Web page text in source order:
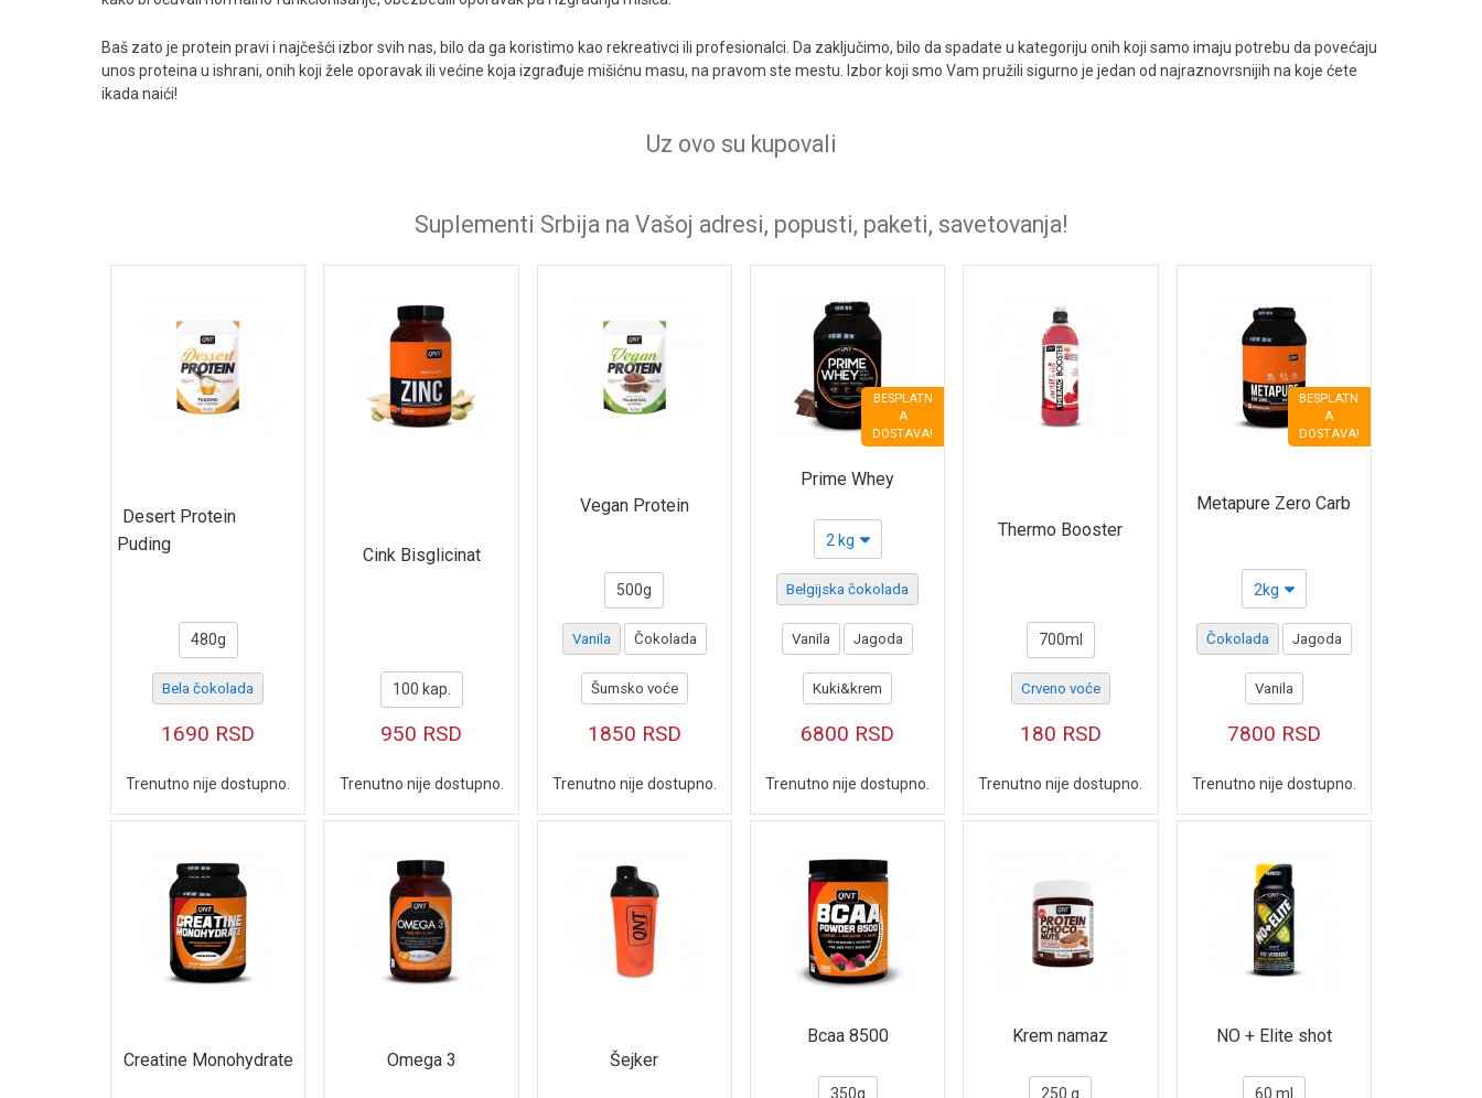
Zaštita i obnova zglobova i tetiva
Prostata-zaštita i prevencija
Prirodni stimulatori hormona
Baš zato je protein pravi i najčešći izbor svih nas, bilo da ga koristimo kao rekreativci ili profesionalci. Da zaključimo, bilo da spadate u kategoriju onih koji samo imaju potrebu da povećaju
unos proteina u ishrani, onih koji žele oporavak ili većine koja izgrađuje mišićnu masu, na pravom ste mestu. Izbor koji smo Vam pružili sigurno je jedan od najraznovrsnijih na koje ćete
ikada naići!
Uz ovo su kupovali
Suplementi Srbija na Vašoj adresi, popusti, paketi, savetovanja!
Desert Protein
Puding
480g
Bela čokolada
1690 RSD
Trenutno nije dostupno.
Cink Bisglicinat
100 kap.
950 RSD
Trenutno nije dostupno.
Vegan Protein
500g
Vanila Čokolada
Šumsko voće
1850 RSD
Trenutno nije dostupno.
BESPLATN
A
DOSTAVA!
Prime Whey
2 kg
Belgijska čokolada
Vanila Jagoda
Kuki&krem
6800 RSD
Trenutno nije dostupno.
Thermo Booster
700ml
Crveno voće
180 RSD
Trenutno nije dostupno.
BESPLATN
A
DOSTAVA!
Metapure Zero Carb
2kg
Čokolada Jagoda
Vanila
7800 RSD
Trenutno nije dostupno.
Creatine Monohydrate Omega 3 Šejker
Bcaa 8500
350g
Krem namaz
250 g
NO + Elite shot
60 ml